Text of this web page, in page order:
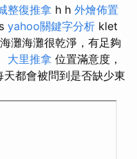
整復推拿 h h 外燴佈置
yahoo關鍵字分析 klet
海灘海灘很乾淨，有足夠
大里推拿 位置滿意度，
都會被問到是否缺少東